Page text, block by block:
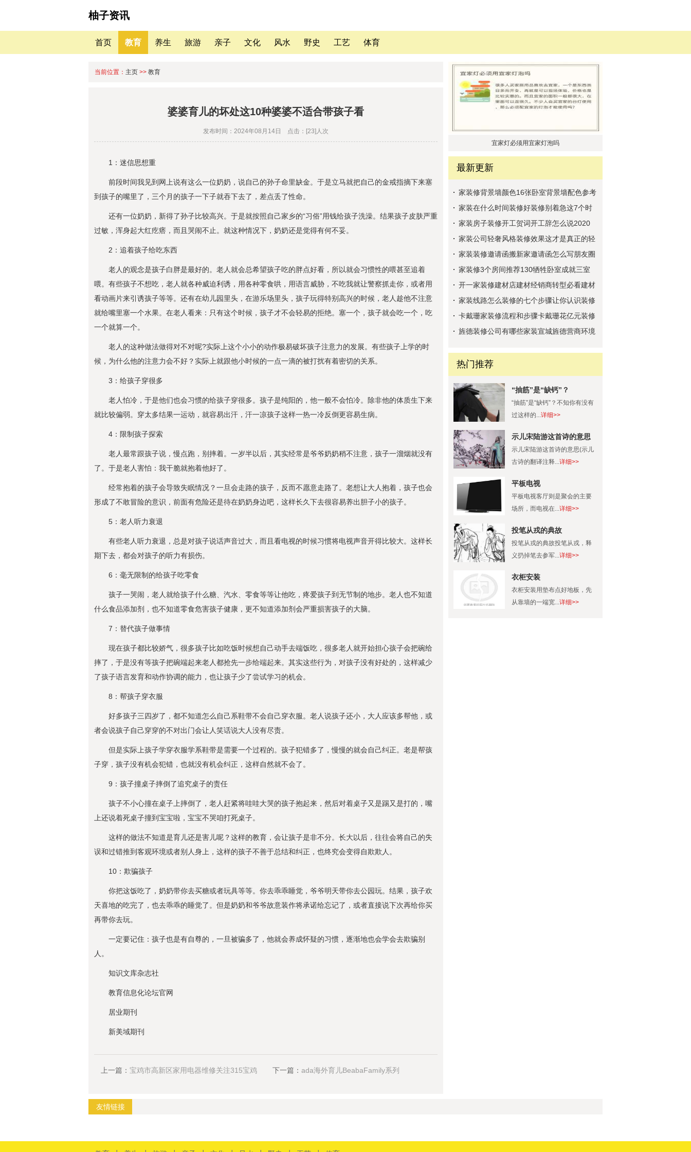
柚子资讯
首页 教育 养生 旅游 亲子 文化 风水 野史 工艺 体育
当前位置： 主页 >> 教育
婆婆育儿的坏处这10种婆婆不适合带孩子看
发布时间：2024年08月14日 点击：[23]人次
1：迷信思想重
前段时间我见到网上说有这么一位奶奶，说自己的孙子命里缺金。于是立马就把自己的金戒指摘下来塞
到孩子的嘴里了，三个月的孩子一下子就吞下去了，差点丢了性命。
还有一位奶奶，新得了孙子比较高兴。于是就按照自己家乡的“习俗”用钱给孩子洗澡。结果孩子皮肤严重
过敏，浑身起大红疙瘩，而且哭闹不止。就这种情况下，奶奶还是觉得有何不妥。
2：追着孩子给吃东西
老人的观念是孩子白胖是最好的。老人就会总希望孩子吃的胖点好看，所以就会习惯性的喂甚至追着
喂。有些孩子不想吃，老人就各种威迫利诱，用各种零食哄，用语言威胁，不吃我就让警察抓走你，或者用
看动画片来引诱孩子等等。还有在幼儿园里头，在游乐场里头，孩子玩得特别高兴的时候，老人趁他不注意
就给嘴里塞一个水果。在老人看来：只有这个时候，孩子才不会轻易的拒绝。塞一个，孩子就会吃一个，吃
一个就算一个。
老人的这种做法做得对不对呢?实际上这个小小的动作极易破坏孩子注意力的发展。有些孩子上学的时
候，为什么他的注意力会不好？实际上就跟他小时候的一点一滴的被打扰有着密切的关系。
3：给孩子穿很多
老人怕冷，于是他们也会习惯的给孩子穿很多。孩子是纯阳的，他一般不会怕冷。除非他的体质生下来
就比较偏弱。穿太多结果一运动，就容易出汗，汗一凉孩子这样一热一冷反倒更容易生病。
4：限制孩子探索
老人最常跟孩子说，慢点跑，别摔着。一岁半以后，其实经常是爷爷奶奶稍不注意，孩子一溜烟就没有
了。于是老人害怕：我干脆就抱着他好了。
经常抱着的孩子会导致失眠情况？一旦会走路的孩子，反而不愿意走路了。老想让大人抱着，孩子也会
形成了不敢冒险的意识，前面有危险还是待在奶奶身边吧，这样长久下去很容易养出胆子小的孩子。
5：老人听力衰退
有些老人听力衰退，总是对孩子说话声音过大，而且看电视的时候习惯将电视声音开得比较大。这样长
期下去，都会对孩子的听力有损伤。
6：毫无限制的给孩子吃零食
孩子一哭闹，老人就给孩子什么糖、汽水、零食等等让他吃，疼爱孩子到无节制的地步。老人也不知道
什么食品添加剂，也不知道零食危害孩子健康，更不知道添加剂会严重损害孩子的大脑。
7：替代孩子做事情
现在孩子都比较娇气，很多孩子比如吃饭时候想自己动手去端饭吃，很多老人就开始担心孩子会把碗给
摔了，于是没有等孩子把碗端起来老人都抢先一步给端起来。其实这些行为，对孩子没有好处的，这样减少
了孩子语言发育和动作协调的能力，也让孩子少了尝试学习的机会。
8：帮孩子穿衣服
好多孩子三四岁了，都不知道怎么自己系鞋带不会自己穿衣服。老人说孩子还小，大人应该多帮他，或
者会说孩子自己穿穿的不对出门会让人笑话说大人没有尽责。
但是实际上孩子学穿衣服学系鞋带是需要一个过程的。孩子犯错多了，慢慢的就会自己纠正。老是帮孩
子穿，孩子没有机会犯错，也就没有机会纠正，这样自然就不会了。
9：孩子撞桌子摔倒了追究桌子的责任
孩子不小心撞在桌子上摔倒了，老人赶紧将哇哇大哭的孩子抱起来，然后对着桌子又是踢又是打的，嘴
上还说着死桌子撞到宝宝啦，宝宝不哭咱打死桌子。
这样的做法不知道是育儿还是害儿呢？这样的教育，会让孩子是非不分。长大以后，往往会将自己的失
误和过错推到客观环境或者别人身上，这样的孩子不善于总结和纠正，也终究会变得自欺欺人。
10：欺骗孩子
你把这饭吃了，奶奶带你去买糖或者玩具等等。你去乖乖睡觉，爷爷明天带你去公园玩。结果，孩子欢
天喜地的吃完了，也去乖乖的睡觉了。但是奶奶和爷爷故意装作将承诺给忘记了，或者直接说下次再给你买
再带你去玩。
一定要记住：孩子也是有自尊的，一旦被骗多了，他就会养成怀疑的习惯，逐渐地也会学会去欺骗别
人。
知识文库杂志社
教育信息化论坛官网
居业期刊
新美域期刊
上一篇： 宝鸡市高新区家用电器维修关注315宝鸡
下一篇： ada海外育儿BeabaFamily系列
宜家灯必须用宜家灯泡吗
最新更新
家装修背景墙颜色16张卧室背景墙配色参考
家装在什么时间装修好装修别着急这7个时
间
家装房子装修开工贺词开工辞怎么说2020
家装公司轻奢风格装修效果这才是真正的轻
奢
家装装修邀请函搬新家邀请函怎么写朋友圈
内
家装修3个房间推荐130牺牲卧室成就三室
开一家装修建材店建材经销商转型必看建材
商
家装线路怎么装修的七个步骤让你认识装修
全
卡戴珊家装修流程和步骤卡戴珊花亿元装修
的
旌德装修公司有哪些家装宣城旌德营商环境
热门推荐
“抽筋”是“缺钙”？
“抽筋”是“缺钙”？不知你有没有
过这样的...详细>>
示儿宋陆游这首诗的意思
(示儿古诗的翻译注释)
示儿宋陆游这首诗的意思(示儿
古诗的翻译注释...详细>>
平板电视
平板电视客厅则是聚会的主要
场所，而电视在...详细>>
投笔从戎的典故
投笔从戎的典故投笔从戎，释
义扔掉笔去参军...详细>>
衣柜安装
衣柜安装用垫布点好地板，先
从靠墙的一端宽...详细>>
友情链接